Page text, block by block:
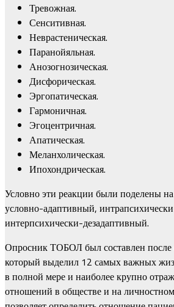
Тревожная.
Сенситивная.
Неврастеническая.
Паранойяльная.
Анозогнозическая.
Дисфорическая.
Эргопатическая.
Гармоничная.
Эгоцентричная.
Апатическая.
Меланхолическая.
Ипохондрическая.
Условно эти реакции были поделены
условно-адаптивный,
интерпсихически-дезадаптивный.
Опросник ТОБОЛ был составлен после
который выделил 12 самых важных
в полной мере и наиболее крупно
отношений в обществе и на